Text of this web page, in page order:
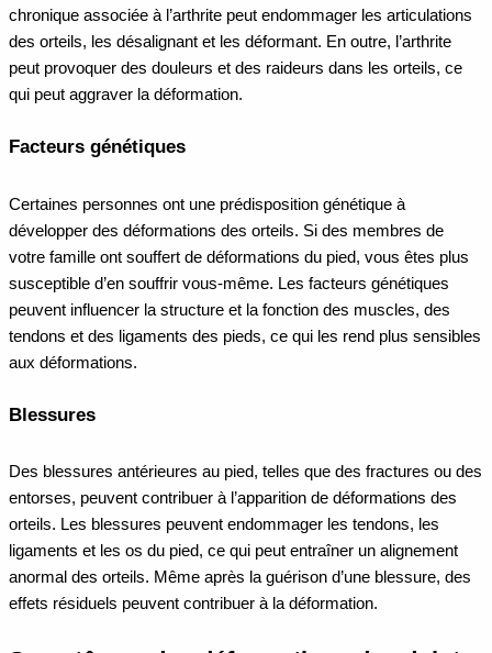
chronique associée à l’arthrite peut endommager les articulations
des orteils, les désalignant et les déformant. En outre, l’arthrite
peut provoquer des douleurs et des raideurs dans les orteils, ce
qui peut aggraver la déformation.
Facteurs génétiques
Certaines personnes ont une prédisposition génétique à
développer des déformations des orteils. Si des membres de
votre famille ont souffert de déformations du pied, vous êtes plus
susceptible d’en souffrir vous-même. Les facteurs génétiques
peuvent influencer la structure et la fonction des muscles, des
tendons et des ligaments des pieds, ce qui les rend plus sensibles
aux déformations.
Blessures
Des blessures antérieures au pied, telles que des fractures ou des
entorses, peuvent contribuer à l’apparition de déformations des
orteils. Les blessures peuvent endommager les tendons, les
ligaments et les os du pied, ce qui peut entraîner un alignement
anormal des orteils. Même après la guérison d’une blessure, des
effets résiduels peuvent contribuer à la déformation.